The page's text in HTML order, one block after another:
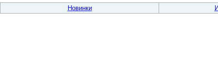
Новинки